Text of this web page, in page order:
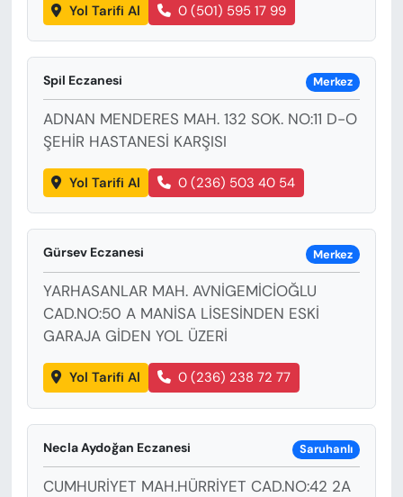
Yol Tarifi Al 0 (501) 595 17 99
Spil Eczanesi Merkez
ADNAN MENDERES MAH. 132 SOK. NO:11 D-O
ŞEHİR HASTANESİ KARŞISI
Yol Tarifi Al 0 (236) 503 40 54
Gürsev Eczanesi Merkez
YARHASANLAR MAH. AVNİGEMİCİOĞLU
CAD.NO:50 A MANİSA LİSESİNDEN ESKİ
GARAJA GİDEN YOL ÜZERİ
Yol Tarifi Al 0 (236) 238 72 77
Necla Aydoğan Eczanesi Saruhanlı
CUMHURİYET MAH.HÜRRİYET CAD.NO:42 2A
MAGAZİN
ÖZEL HABER
YAZAR KÖŞESİ
SİYASET
VAN VE DİYARBAKIR HABERLERİ